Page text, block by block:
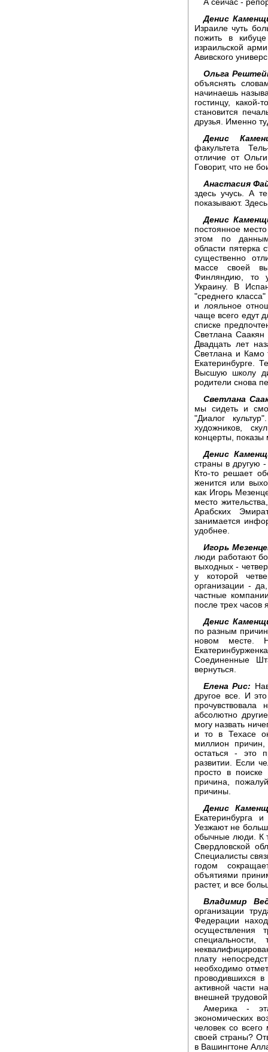
Денис
Израиле чуть
пожить в
израильской
Авивского
Ольга
объяснять
начинаешь
гостинцу,
становится
друзья. Именно
Денис
факультета
отличие от
Говорит, что не
Анастасия
здесь учусь. А
показывают.
Денис
постоянное
этом по данным
области пятерка
существенно
массе своей
Финляндию, то
Украину. В
"среднего
и лояльное
чаще всего едут
списке
Светлана
Двадцать лет
Светлана и Камо
Екатеринбурге.
Высшую школу
родители снова
Светлана
мы сидеть и
"Диалог
художников,
концерты, показы
Денис
страны в другую
Кто-то решает
женится или
как Игорь
место
Арабских
занимается
удобнее.
Игорь
люди работают
выходных -
у которой
организации -
частные
после трех часов
Денис
по разным
новом месте.
Соединенные
вернуться.
Елена Рис:
другое все. И
абсолютно
могу назвать
и то в Техасе
миллион
остаться - это
развитии. Если
просто в поиске
причина,
причины.
Денис
Екатеринбурга
Уезжают не
обычные люди. К
Свердловской
Специалисты
годом
объятиями
растет, и все
Владимир
организации
Федерации
осуществления
плату
необходимо
проводившихся
активной части
внешней
Америка -
экономических
человек со
своей страны?
в Вашингтоне